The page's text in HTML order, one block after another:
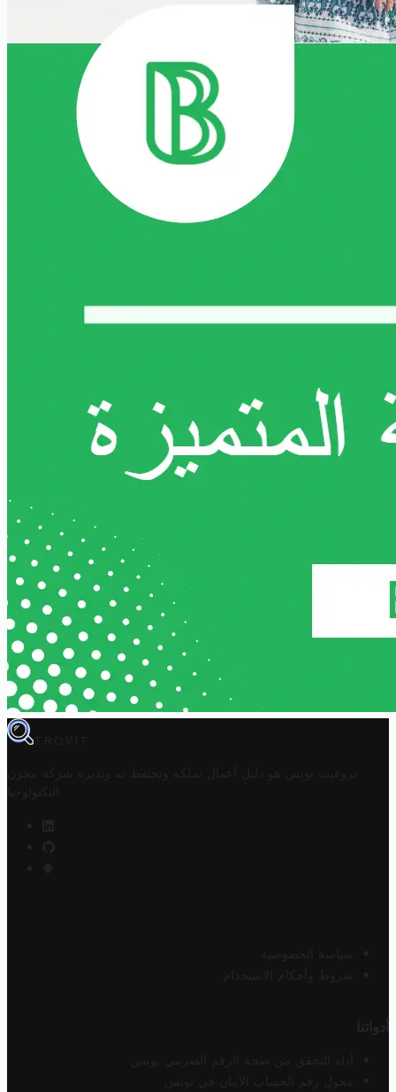
TROVIT
تروفيت تونس هو دليل أعمال تملكه وتحتفظ به وتديره
شركة مخزن
التكنولوجيا
سياسة الخصوصية
شروط وأحكام الاستخدام
أدواتنا
أداة التحقق من صحة الرقم الضريبي تونس
محول رقم الحساب الآيبان في تونس